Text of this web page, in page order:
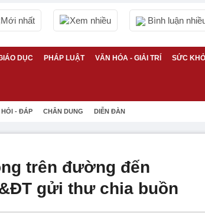
Mới nhất Xem nhiều Bình luận
DỤC PHÁP LUẬT VĂN HÓA - GIẢI TRÍ SỨC
HỎI - ĐÁP CHÂN DUNG DIỄN ĐÀN
trên đường đến
gửi thư chia buồn